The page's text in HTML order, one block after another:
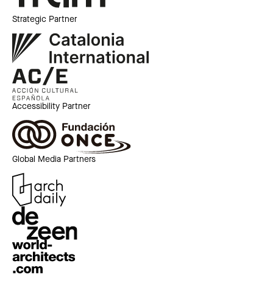
Strategic Partner
Accessibility Partner
Global Media Partners